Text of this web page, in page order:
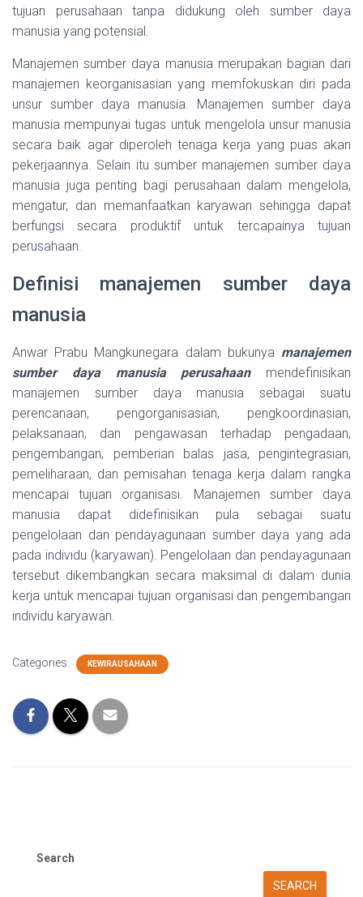
tujuan perusahaan tanpa didukung oleh sumber daya
manusia yang potensial.
Manajemen sumber daya manusia merupakan bagian dari
manajemen keorganisasian yang memfokuskan diri pada
unsur sumber daya manusia. Manajemen sumber daya
manusia mempunyai tugas untuk mengelola unsur manusia
secara baik agar diperoleh tenaga kerja yang puas akan
pekerjaannya. Selain itu sumber manajemen sumber daya
manusia juga penting bagi perusahaan dalam mengelola,
mengatur, dan memanfaatkan karyawan sehingga dapat
berfungsi secara produktif untuk tercapainya tujuan
perusahaan.
Definisi manajemen sumber daya
manusia
Anwar Prabu Mangkunegara dalam bukunya manajemen
sumber daya manusia perusahaanmendefinisikan
manajemen sumber daya manusia sebagai suatu
perencanaan, pengorganisasian, pengkoordinasian,
pelaksanaan, dan pengawasan terhadap pengadaan,
pengembangan, pemberian balas jasa, pengintegrasian,
pemeliharaan, dan pemisahan tenaga kerja dalam rangka
mencapai tujuan organisasi. Manajemen sumber daya
manusia dapat didefinisikan pula sebagai suatu
pengelolaan dan pendayagunaan sumber daya yang ada
pada individu (karyawan). Pengelolaan dan pendayagunaan
tersebut dikembangkan secara maksimal di dalam dunia
kerja untuk mencapai tujuan organisasi dan pengembangan
individu karyawan.
Categories: KEWIRAUSAHAAN
Search
SEARCH